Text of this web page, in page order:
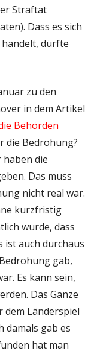
Straftat
Dass es sich
handelt, dürfte
zu den
in dem Artikel
Behörden
die Bedrohung?
haben die
Das muss
nicht real war.
kurzfristig
wurde, dass
ist auch durchaus
gab,
Es kann sein,
Das Ganze
Länderspiel
damals gab es
hat man